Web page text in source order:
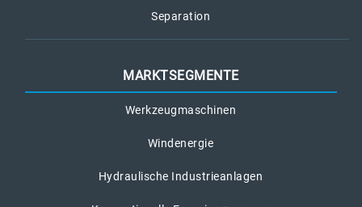
Separation
MARKTSEGMENTE
Werkzeugmaschinen
Windenergie
Hydraulische Industrieanlagen